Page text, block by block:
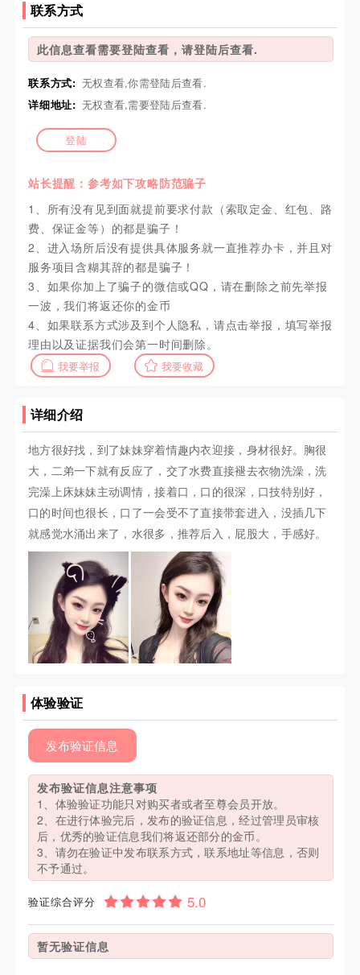
联系方式
此信息查看需要登陆查看，请登陆后查看.
联系方式: 无权查看,你需登陆后查看.
详细地址: 无权查看,需要登陆后查看.
登陆
站长提醒：参考如下攻略防范骗子
1、所有没有见到面就提前要求付款（索取定金、红包、路
费、保证金等）的都是骗子！
2、进入场所后没有提供具体服务就一直推荐办卡，并且对
服务项目含糊其辞的都是骗子！
3、如果你加上了骗子的微信或QQ，请在删除之前先举报
一波，我们将返还你的金币
4、如果联系方式涉及到个人隐私，请点击举报，填写举报
理由以及证据我们会第一时间删除。
我要举报 我要收藏
详细介绍
地方很好找，到了妹妹穿着情趣内衣迎接，身材很好。胸很
大，二弟一下就有反应了，交了水费直接褪去衣物洗澡，洗
完澡上床妹妹主动调情，接着口，口的很深，口技特别好，
口的时间也很长，口了一会受不了直接带套进入，没插几下
就感觉水涌出来了，水很多，推荐后入，屁股大，手感好。
体验验证
发布验证信息
发布验证信息注意事项
1、体验验证功能只对购买者或者至尊会员开放。
2、在进行体验完后，发布的验证信息，经过管理员审核
后，优秀的验证信息我们将返还部分的金币。
3、请勿在验证中发布联系方式，联系地址等信息，否则
不予通过。
验证综合评分
暂无验证信息